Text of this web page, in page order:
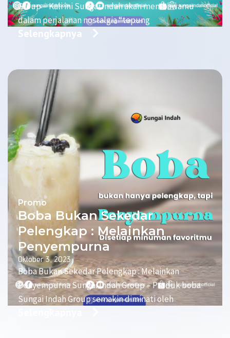
Group – Kali ini Sungai Indah akan membawamu
dalam perjalanan nostalgia “tepung
Selengkapnya
Promo
Boba Bukan Sekedar
Pelengkap : Melainkan
Penyempurna
Oktober 3, 2023
Boba Bukan Sekedar Pelengkap : Melainkan
Penyempurna Sungai Indah Group – Produk boba
Sungai Indah Group semakin diminati oleh